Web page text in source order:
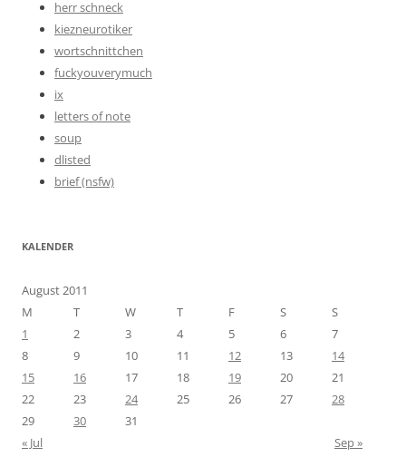
herr schneck
kiezneurotiker
wortschnittchen
fuckyouverymuch
ix
letters of note
soup
dlisted
brief (nsfw)
KALENDER
August 2011
M
T W T F S
S
1
2 3 4 5 6
7
8
9 10 11 12 13
14
15
16 17 18 19 20
21
22
23 24 25 26 27
28
29
30
31
« Jul
Sep »